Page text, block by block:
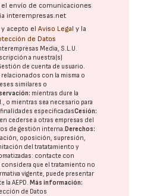
envío de comunicaciones
interempresas.net
y acepto elAviso Legal y la
de Datos
Media, S.L.U.
a nuestra(s)
de cuenta de usuario.
relacionados con la misma o
similares o
mientras dure la
o mientras sea necesario para
finalidades especificadasCesión:
cederse a otras empresas del
de gestión interna.Derechos:
oposición, supresión,
del tratatamiento y
contacte con
considera que el tratamiento no
vigente, puede presentar
laAEPD.Más información:
de Datos